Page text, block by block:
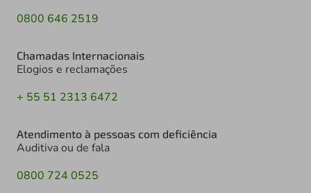
0800 646 2519
Chamadas Internacionais
Elogios e reclamações
+ 55 51 2313 6472
Atendimento à pessoas com deficiência
Auditiva ou de fala
0800 724 0525